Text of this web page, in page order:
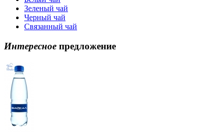
Зеленый чай
Черный чай
Связанный чай
Интересное предложение